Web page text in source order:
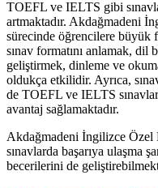
TOEFL ve IELTS gibi
artmaktadır. Akdağmadeni
sürecinde öğrencilere büyük
sınav formatını anlamak, dil
geliştirmek, dinleme ve
oldukça etkilidir. Ayrıca,
de TOEFL ve IELTS
avantaj sağlamaktadır.
Akdağmadeni İngilizce Özel
sınavlarda başarıya ulaşma
becerilerini de